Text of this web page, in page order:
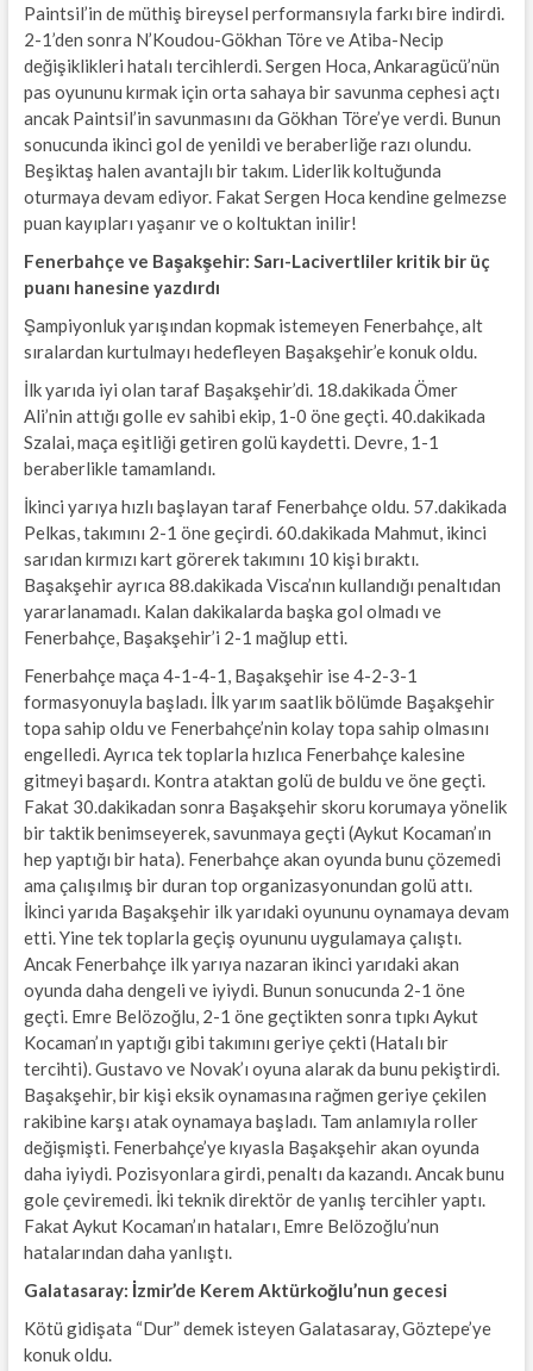
Paintsil’in de müthiş bireysel performansıyla farkı bire indirdi.
2-1’den sonra N’Koudou-Gökhan Töre ve Atiba-Necip
değişiklikleri hatalı tercihlerdi. Sergen Hoca, Ankaragücü’nün
pas oyununu kırmak için orta sahaya bir savunma cephesi açtı
ancak Paintsil’in savunmasını da Gökhan Töre’ye verdi. Bunun
sonucunda ikinci gol de yenildi ve beraberliğe razı olundu.
Beşiktaş halen avantajlı bir takım. Liderlik koltuğunda
oturmaya devam ediyor. Fakat Sergen Hoca kendine gelmezse
puan kayıpları yaşanır ve o koltuktan inilir!
Fenerbahçe ve Başakşehir: Sarı-Lacivertliler kritik bir üç
puanı hanesine yazdırdı
Şampiyonluk yarışından kopmak istemeyen Fenerbahçe, alt
sıralardan kurtulmayı hedefleyen Başakşehir’e konuk oldu.
İlk yarıda iyi olan taraf Başakşehir’di. 18.dakikada Ömer
Ali’nin attığı golle ev sahibi ekip, 1-0 öne geçti. 40.dakikada
Szalai, maça eşitliği getiren golü kaydetti. Devre, 1-1
beraberlikle tamamlandı.
İkinci yarıya hızlı başlayan taraf Fenerbahçe oldu. 57.dakikada
Pelkas, takımını 2-1 öne geçirdi. 60.dakikada Mahmut, ikinci
sarıdan kırmızı kart görerek takımını 10 kişi bıraktı.
Başakşehir ayrıca 88.dakikada Visca’nın kullandığı penaltıdan
yararlanamadı. Kalan dakikalarda başka gol olmadı ve
Fenerbahçe, Başakşehir’i 2-1 mağlup etti.
Fenerbahçe maça 4-1-4-1, Başakşehir ise 4-2-3-1
formasyonuyla başladı. İlk yarım saatlik bölümde Başakşehir
topa sahip oldu ve Fenerbahçe’nin kolay topa sahip olmasını
engelledi. Ayrıca tek toplarla hızlıca Fenerbahçe kalesine
gitmeyi başardı. Kontra ataktan golü de buldu ve öne geçti.
Fakat 30.dakikadan sonra Başakşehir skoru korumaya yönelik
bir taktik benimseyerek, savunmaya geçti (Aykut Kocaman’ın
hep yaptığı bir hata). Fenerbahçe akan oyunda bunu çözemedi
ama çalışılmış bir duran top organizasyonundan golü attı.
İkinci yarıda Başakşehir ilk yarıdaki oyununu oynamaya devam
etti. Yine tek toplarla geçiş oyununu uygulamaya çalıştı.
Ancak Fenerbahçe ilk yarıya nazaran ikinci yarıdaki akan
oyunda daha dengeli ve iyiydi. Bunun sonucunda 2-1 öne
geçti. Emre Belözoğlu, 2-1 öne geçtikten sonra tıpkı Aykut
Kocaman’ın yaptığı gibi takımını geriye çekti (Hatalı bir
tercihti). Gustavo ve Novak’ı oyuna alarak da bunu pekiştirdi.
Başakşehir, bir kişi eksik oynamasına rağmen geriye çekilen
rakibine karşı atak oynamaya başladı. Tam anlamıyla roller
değişmişti. Fenerbahçe’ye kıyasla Başakşehir akan oyunda
daha iyiydi. Pozisyonlara girdi, penaltı da kazandı. Ancak bunu
gole çeviremedi. İki teknik direktör de yanlış tercihler yaptı.
Fakat Aykut Kocaman’ın hataları, Emre Belözoğlu’nun
hatalarından daha yanlıştı.
Galatasaray: İzmir’de Kerem Aktürkoğlu’nun gecesi
Kötü gidişata “Dur” demek isteyen Galatasaray, Göztepe’ye
konuk oldu.